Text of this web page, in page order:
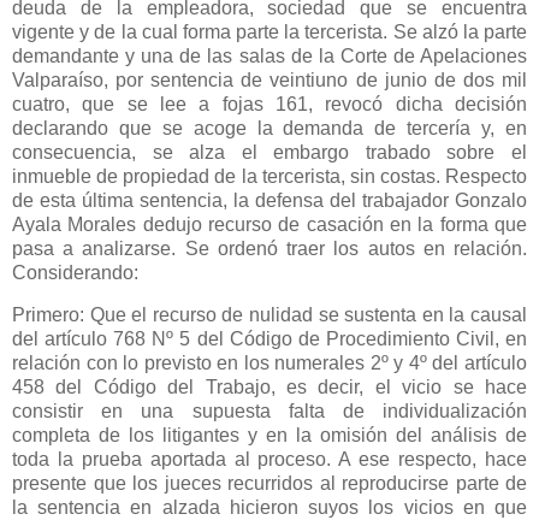
deuda de la empleadora, sociedad que se encuentra
vigente y de la cual forma parte la tercerista. Se alzó la parte
demandante y una de las salas de la Corte de Apelaciones
Valparaíso, por sentencia de veintiuno de junio de dos mil
cuatro, que se lee a fojas 161, revocó dicha decisión
declarando que se acoge la demanda de tercería y, en
consecuencia, se alza el embargo trabado sobre el
inmueble de propiedad de la tercerista, sin costas. Respecto
de esta última sentencia, la defensa del trabajador Gonzalo
Ayala Morales dedujo recurso de casación en la forma que
pasa a analizarse. Se ordenó traer los autos en relación.
Considerando:
Primero: Que el recurso de nulidad se sustenta en la causal
del artículo 768 Nº 5 del Código de Procedimiento Civil, en
relación con lo previsto en los numerales 2º y 4º del artículo
458 del Código del Trabajo, es decir, el vicio se hace
consistir en una supuesta falta de individualización
completa de los litigantes y en la omisión del análisis de
toda la prueba aportada al proceso. A ese respecto, hace
presente que los jueces recurridos al reproducirse parte de
la sentencia en alzada hicieron suyos los vicios en que